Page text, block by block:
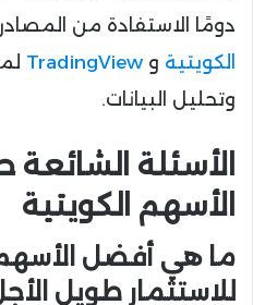
دومًا الاستفادة من
الكويتية وTradingView
وتحليل البيانات.
الأسئلة
الأسهم الكويتية
ما هي أفضل الأسهم
للاستثمار طويل الأجل